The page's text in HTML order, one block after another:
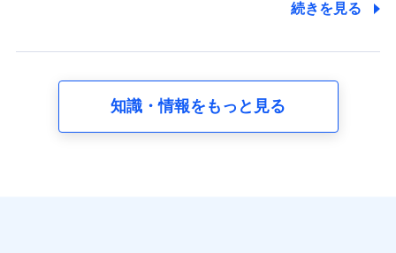
の内容、保険料、保険料のお支払方法、車のメーカーや
走行距離などの情報、建物の構造や築年数などの情報、
続きを見る
知識・情報をもっと見る